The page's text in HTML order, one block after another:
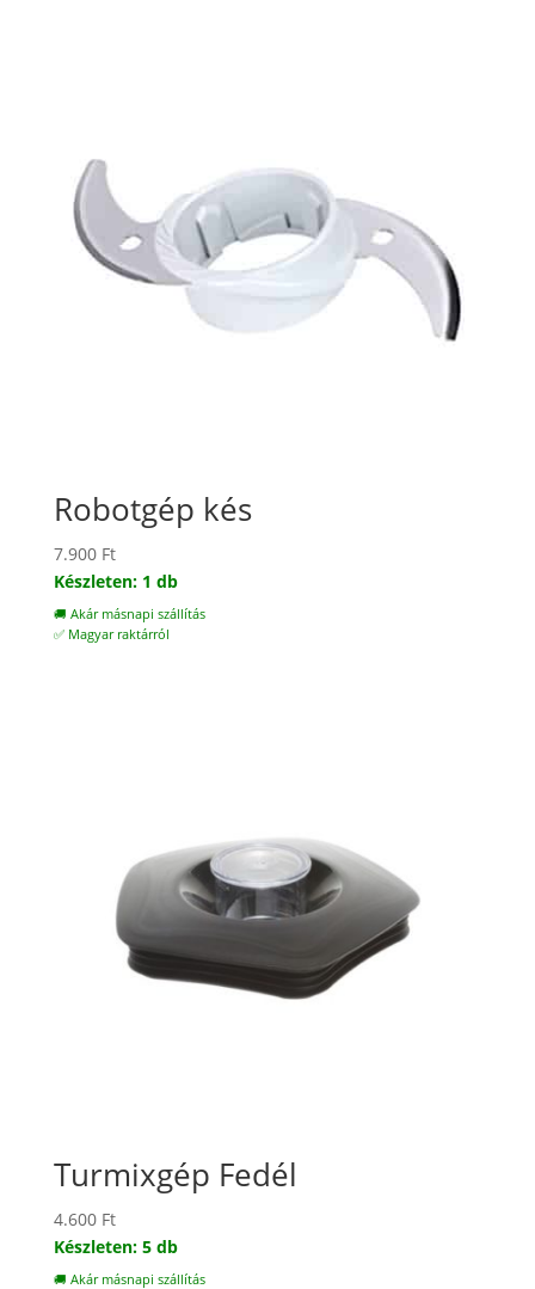
Robotgép kés
7.900 Ft
Készleten: 1 db
🚚 Akár másnapi szállítás
✅ Magyar raktárról
Turmixgép Fedél
4.600 Ft
Készleten: 5 db
🚚 Akár másnapi szállítás